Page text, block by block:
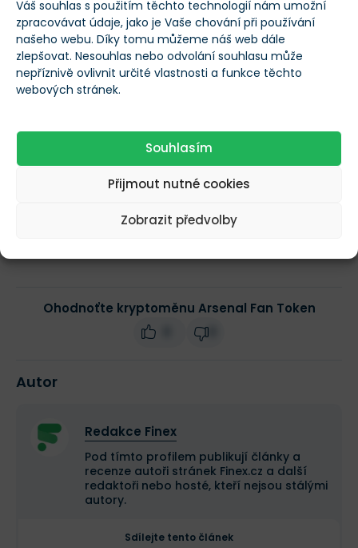
Váš souhlas s použitím těchto technologií nám umožní
zpracovávat údaje, jako je Vaše chování při používání
našeho webu. Díky tomu můžeme náš web dále
zlepšovat. Nesouhlas nebo odvolání souhlasu může
nepříznivě ovlivnit určité vlastnosti a funkce těchto
webových stránek.
Souhlasím
Přijmout nutné cookies
Zobrazit předvolby
Maximální počet
tokenů
40 000 000
(24h)
Tržní kapitalizace $3 825 313
Změna ceny za 24h 0,82 %
Ohodnoťte kryptoměnu Arsenal Fan Token
Autor
Redakce Finex
Pod tímto profilem publikují články a
recenze autoři stránek Finex.cz a další
redaktoři nebo hosté, kteří nejsou stálými
autory.
Sdílejte tento článek